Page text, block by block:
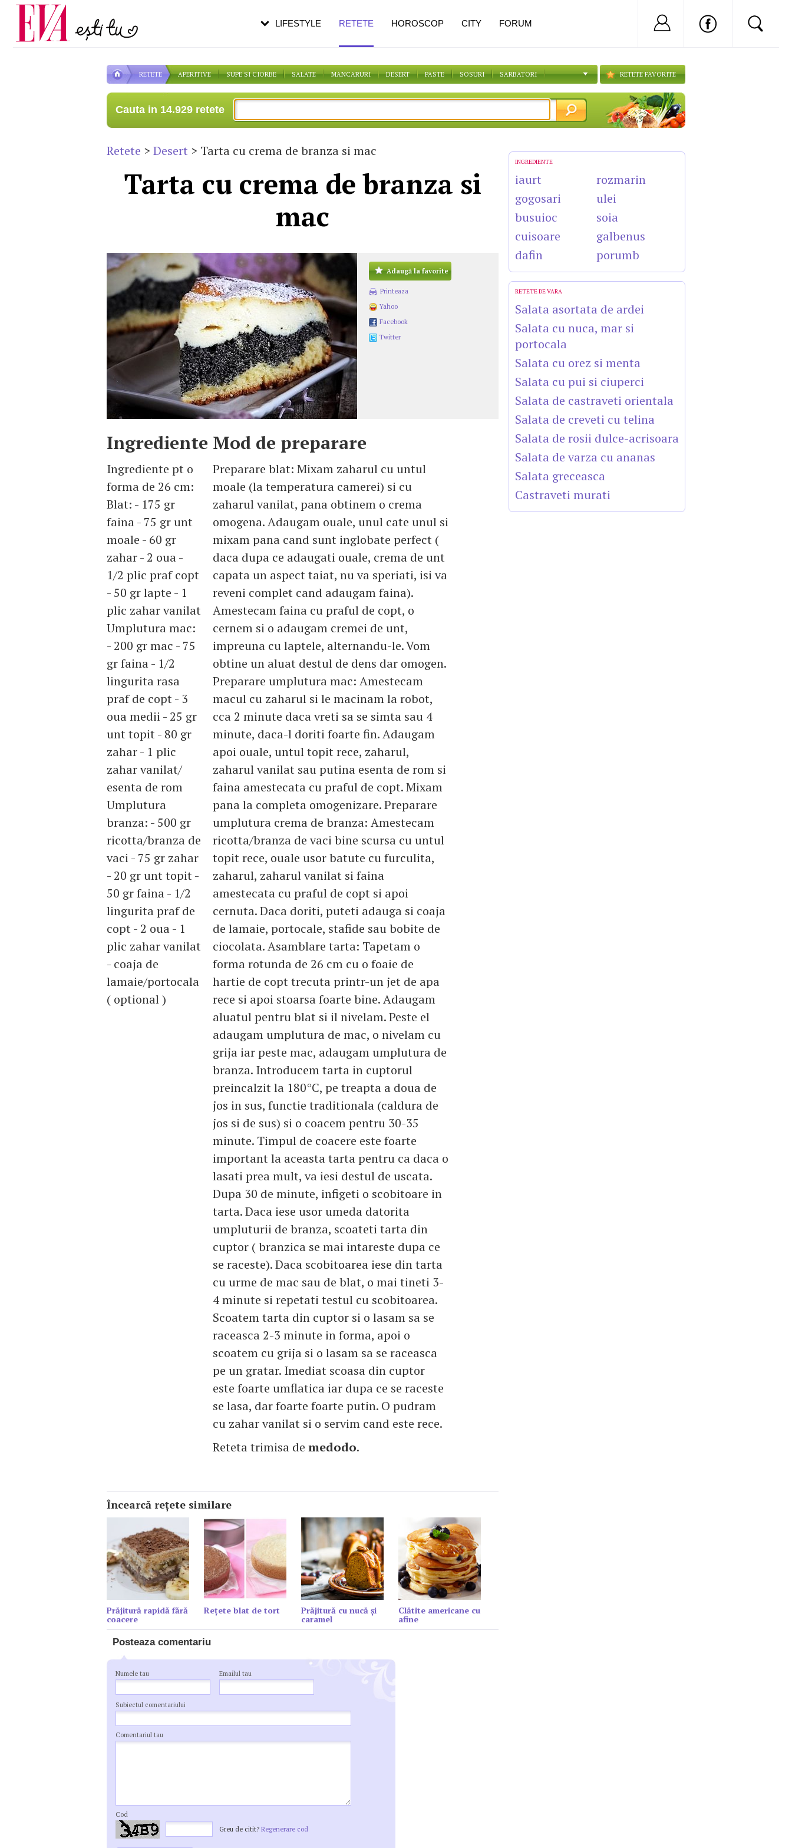
RETETE APERITIVE SUPE SI CIORBE SALATE MANCARURI DESERT PASTE SOSURI SARBATORI RETETE FAVORITE
Cauta in 14.929 retete
Retete > Desert > Tarta cu crema de branza si mac
Tarta cu crema de branza si
mac
Adaugă la favorite
Printeaza
Yahoo
Facebook
Twitter
Ingrediente
Ingrediente pt o
forma de 26 cm:
Blat: - 175 gr
faina - 75 gr unt
moale - 60 gr
zahar - 2 oua -
1/2 plic praf copt
- 50 gr lapte - 1
plic zahar vanilat
Umplutura mac:
- 200 gr mac - 75
gr faina - 1/2
lingurita rasa
praf de copt - 3
oua medii - 25 gr
unt topit - 80 gr
zahar - 1 plic
zahar vanilat/
esenta de rom
Umplutura
branza: - 500 gr
ricotta/branza de
vaci - 75 gr zahar
- 20 gr unt topit -
50 gr faina - 1/2
lingurita praf de
copt - 2 oua - 1
plic zahar vanilat
- coaja de
lamaie/portocala
( optional )
Mod de preparare
Preparare blat: Mixam zaharul cu untul
moale (la temperatura camerei) si cu
zaharul vanilat, pana obtinem o crema
omogena. Adaugam ouale, unul cate unul si
mixam pana cand sunt inglobate perfect (
daca dupa ce adaugati ouale, crema de unt
capata un aspect taiat, nu va speriati, isi va
reveni complet cand adaugam faina).
Amestecam faina cu praful de copt, o
cernem si o adaugam cremei de unt,
impreuna cu laptele, alternandu-le. Vom
obtine un aluat destul de dens dar omogen.
Preparare umplutura mac: Amestecam
macul cu zaharul si le macinam la robot,
cca 2 minute daca vreti sa se simta sau 4
minute, daca-l doriti foarte fin. Adaugam
apoi ouale, untul topit rece, zaharul,
zaharul vanilat sau putina esenta de rom si
faina amestecata cu praful de copt. Mixam
pana la completa omogenizare. Preparare
umplutura crema de branza: Amestecam
ricotta/branza de vaci bine scursa cu untul
topit rece, ouale usor batute cu furculita,
zaharul, zaharul vanilat si faina
amestecata cu praful de copt si apoi
cernuta. Daca doriti, puteti adauga si coaja
de lamaie, portocale, stafide sau bobite de
ciocolata. Asamblare tarta: Tapetam o
forma rotunda de 26 cm cu o foaie de
hartie de copt trecuta printr-un jet de apa
rece si apoi stoarsa foarte bine. Adaugam
aluatul pentru blat si il nivelam. Peste el
adaugam umplutura de mac, o nivelam cu
grija iar peste mac, adaugam umplutura de
branza. Introducem tarta in cuptorul
preincalzit la 180°C, pe treapta a doua de
jos in sus, functie traditionala (caldura de
jos si de sus) si o coacem pentru 30-35
minute. Timpul de coacere este foarte
important la aceasta tarta pentru ca daca o
lasati prea mult, va iesi destul de uscata.
Dupa 30 de minute, infigeti o scobitoare in
tarta. Daca iese usor umeda datorita
umpluturii de branza, scoateti tarta din
cuptor ( branzica se mai intareste dupa ce
se raceste). Daca scobitoarea iese din tarta
cu urme de mac sau de blat, o mai tineti 3-
4 minute si repetati testul cu scobitoarea.
Scoatem tarta din cuptor si o lasam sa se
raceasca 2-3 minute in forma, apoi o
scoatem cu grija si o lasam sa se raceasca
pe un gratar. Imediat scoasa din cuptor
este foarte umflatica iar dupa ce se raceste
se lasa, dar foarte foarte putin. O pudram
cu zahar vanilat si o servim cand este rece.
Reteta trimisa de medodo.
Încearcă reţete similare
Prăjitură rapidă fără
coacere
Reţete blat de tort Prăjitură cu nucă și
caramel
Clătite americane cu
afine
Posteaza comentariu
Numele tau Emailul tau
Subiectul comentariului
Comentariul tau
Cod
Greu de citit? Regenerare cod
INGREDIENTE
iaurt
gogosari
busuioc
cuisoare
dafin
rozmarin
ulei
soia
galbenus
porumb
RETETE DE VARA
Salata asortata de ardei
Salata cu nuca, mar si
portocala
Salata cu orez si menta
Salata cu pui si ciuperci
Salata de castraveti orientala
Salata de creveti cu telina
Salata de rosii dulce-acrisoara
Salata de varza cu ananas
Salata greceasca
Castraveti murati
LIFESTYLE RETETE HOROSCOP CITY FORUM Nu ai cont?
Carieră
Actualitate